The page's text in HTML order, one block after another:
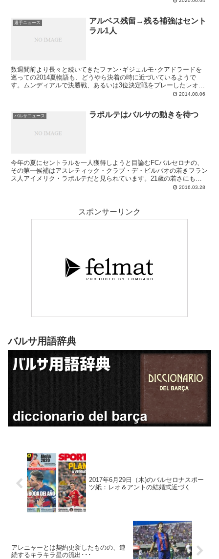
を、バルサがいま狙っているという。英国クラブとセントラルの契約
があと1シーズンで切れるのです。
選手ニュース
アルベス残留→残る補強はセント
ラル1人
数週間前より長々と続いてきたファン･ギジェルモ･クアドラードを
巡っての2014夏物語も、どうやら決着の時に近づいているようで
す。ムンディアルで決勝戦、あるいは3位決定戦をプレーしたレオ･
メッシ、ハビエル･マスチェラーノ、ダニ･アルベス、そしてネイマ
で両者は合意し、彼の後釜として獲得する計画だったクアドラードか
2014.08.06
バルサニュース ラポルテはバルサの動きを待つ
今年の夏にセントラルを一人獲得しようと目論むFCバルセロナの、
その第一候補はアスレティック・クラブ・デ・ビルバオの若きフラン
ス人アイメリク・ラポルテだと見られています。21歳の若さにもか
かわらずリーガ経験が豊富で、テクニックに優れたこの左利きセント
金の5,000万ユーロは二の足を踏むに十分な難問であり、バルサに前
進を躊躇わせている主要因となっています。
2016.03.28
スポンサーリンク
バルサ用語辞典
2017年6月29日（木)のバルセロナスポー
ツ紙：レオ＆アントの結婚式近づく
アレニャーとは契約更新したものの、連
続するキラキラ星の流出･･･